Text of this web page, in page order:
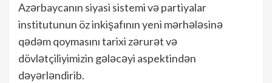
Azərbaycanın siyasi sistemi və partiyalar
institutunun öz inkişafının yeni mərhələsinə
qədəm qoymasını tarixi zərurət və
dövlətçiliyimizin gələcəyi aspektindən
dəyərləndirib.